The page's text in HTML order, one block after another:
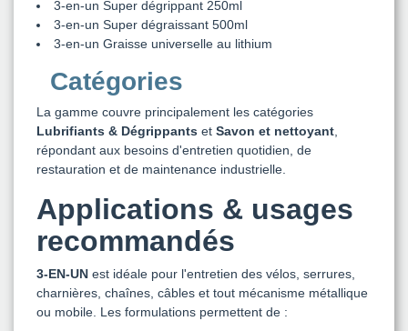
3-en-un Super dégrippant 250ml
3-en-un Super dégraissant 500ml
3-en-un Graisse universelle au lithium
Catégories
La gamme couvre principalement les catégories
Lubrifiants & Dégrippants et Savon et nettoyant
répondant aux besoins d'entretien quotidien, de
restauration et de maintenance industrielle.
Applications & usages
recommandés
3-EN-UN est idéale pour l'entretien des vélos, serrures,
charnières, chaînes, câbles et tout mécanisme métallique
ou mobile. Les formulations permettent de :